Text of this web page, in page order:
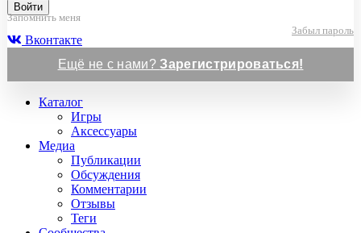
Войти
Запомнить меня
Забыл пароль
Вконтакте
Ещё не с нами?Зарегистрироваться!
Каталог
Игры
Аксессуары
Медиа
Публикации
Обсуждения
Комментарии
Отзывы
Теги